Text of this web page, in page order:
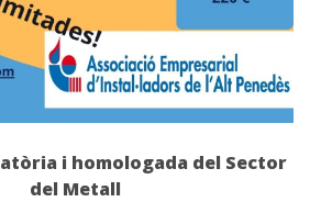
i homologada del Sector
del Metall